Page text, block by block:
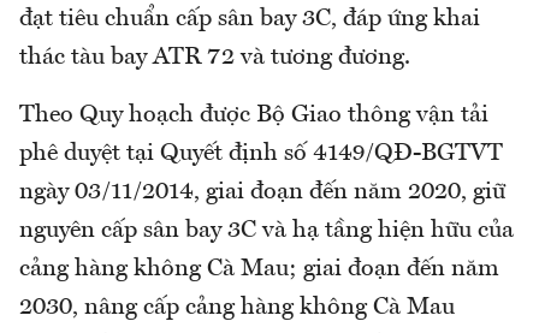
đạt tiêu chuẩn cấp sân bay 3C, đáp ứng khai
thác tàu bay ATR 72 và tương đương.
Theo Quy hoạch được Bộ Giao thông vận tải
phê duyệt tại Quyết định số 4149/QĐ-BGTVT
ngày 03/11/2014, giai đoạn đến năm 2020, giữ
nguyên cấp sân bay 3C và hạ tầng hiện hữu của
cảng hàng không Cà Mau; giai đoạn đến năm
2030, nâng cấp cảng hàng không Cà Mau